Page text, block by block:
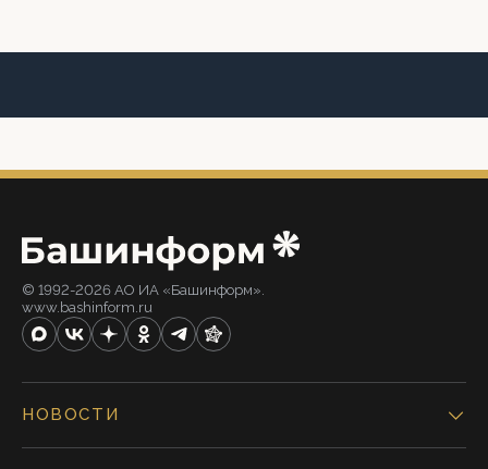
© 1992-2026 АО ИА «Башинформ».
www.bashinform.ru
НОВОСТИ